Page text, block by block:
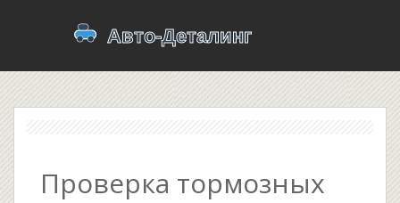
Проверка тормозных